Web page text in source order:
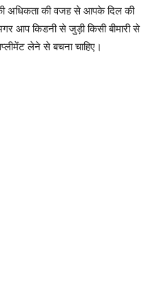
अधिकता की वजह से आपके दिल की
आप किडनी से जुड़ी किसी बीमारी से
लेने से बचना चाहिए।